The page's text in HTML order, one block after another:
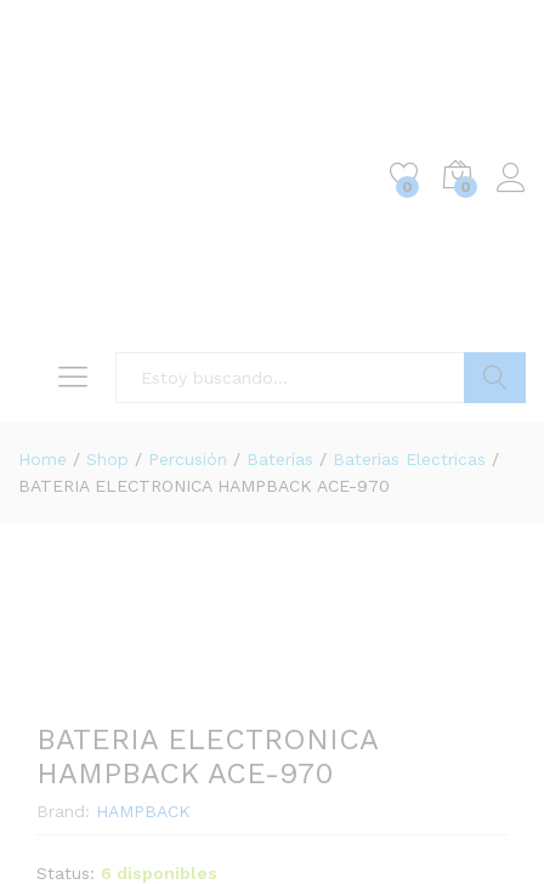
0 0
Home / Shop / Percusión / Baterías / Baterias Electricas /
BATERIA ELECTRONICA HAMPBACK ACE-970
BATERIA ELECTRONICA
HAMPBACK ACE-970
Brand: HAMPBACK
Status: 6 disponibles